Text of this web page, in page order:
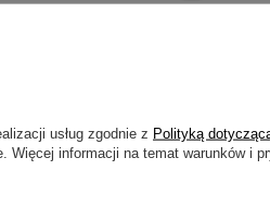
NIE
KTÓREGO
usług zgodnie z Polityką
Więcej informacji na temat warunków i